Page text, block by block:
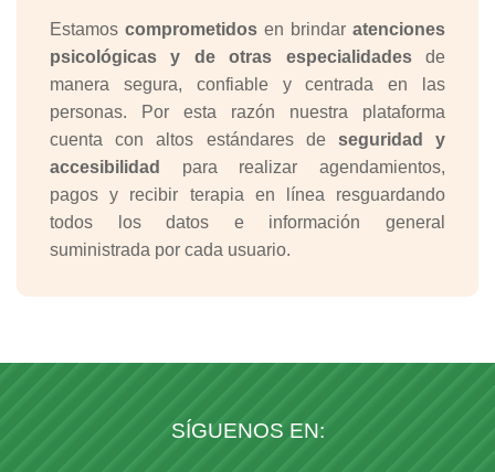
Estamos comprometidos en brindar atenciones
psicológicas y de otras especialidadesde
manera segura, confiable y centrada en las
personas. Por esta razón nuestra plataforma
cuenta con altos estándares de seguridad y
accesibilidad
para realizar agendamientos,
pagos y recibir terapia en línea resguardando
todos los datos e información general
suministrada por cada usuario.
SÍGUENOS EN: